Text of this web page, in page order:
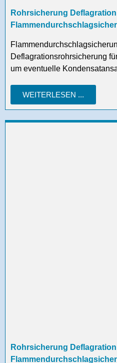
Rohrsicherung
Deflagrationsrohrsicherung
um eventuelle
WEITERLESEN ...
Rohrsicherung